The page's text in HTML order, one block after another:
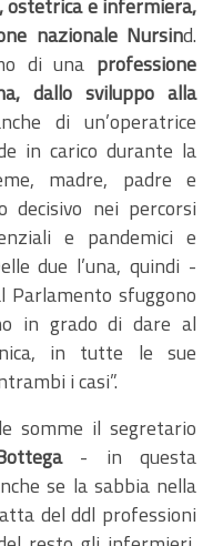
ostetrica e infermiera,
nazionale Nursind.
di una professione
dallo sviluppo alla
di un’operatrice
in carico durante la
madre, padre e
decisivo nei percorsi
e pandemici e
due l’una, quindi -
Parlamento sfuggono
in grado di dare al
in tutte le sue
i casi”.
somme il segretario
- in questa
se la sabbia nella
del ddl professioni